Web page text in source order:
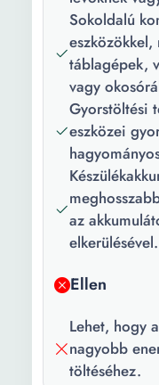
Funkciók:
Csomag
tartalma:
Kapcsolódás:
Szélesség:
Magasság:
Súly:
Sokoldalú
táblagépek,
vagy
Gyorstöltési
eszközei
az
elkerülésével.
Ellen
Lehet, hogy
nagyobb
töltéséhez.